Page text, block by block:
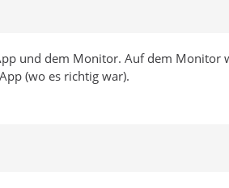
und dem Monitor. Auf dem Monitor
(wo es richtig war).